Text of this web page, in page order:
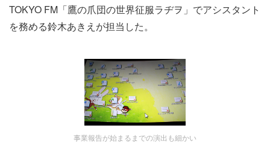
TOKYO FM「鷹の爪団の世界征服ラヂヲ」でアシスタント
を務める鈴木あきえが担当した。
事業報告が始まるまでの演出も細かい